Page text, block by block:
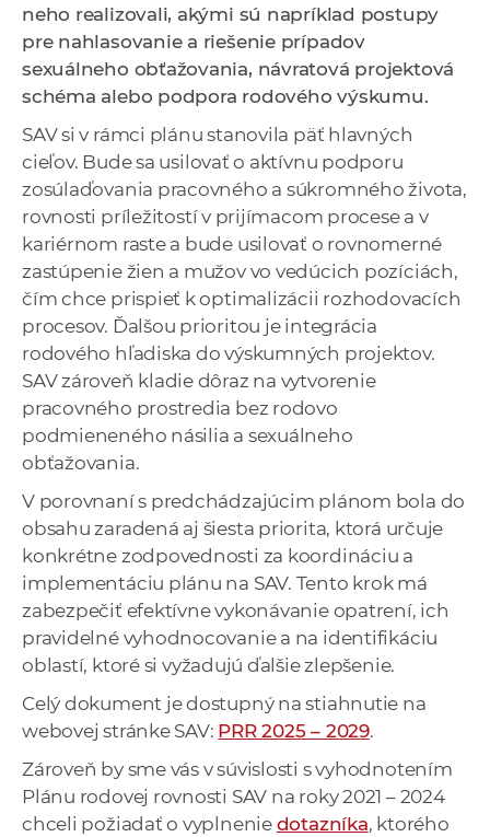
n
k
o
c
h
S
V
neho realizovali, akými sú napríklad postupy
pre nahlasovanie a riešenie prípadov
sexuálneho obťažovania, návratová projektová
schéma alebo podpora rodového výskumu.
SAV si v rámci plánu stanovila päť hlavných
cieľov. Bude sa usilovať o aktívnu podporu
zosúlaďovania pracovného a súkromného života,
rovnosti príležitostí v prijímacom procese a v
kariérnom raste a bude usilovať o rovnomerné
zastúpenie žien a mužov vo vedúcich pozíciách,
čím chce prispieť k optimalizácii rozhodovacích
procesov. Ďalšou prioritou je integrácia
rodového hľadiska do výskumných projektov.
SAV zároveň kladie dôraz na vytvorenie
pracovného prostredia bez rodovo
podmieneného násilia a sexuálneho
obťažovania.
V porovnaní s predchádzajúcim plánom bola do
obsahu zaradená aj šiesta priorita, ktorá určuje
konkrétne zodpovednosti za koordináciu a
implementáciu plánu na SAV. Tento krok má
zabezpečiť efektívne vykonávanie opatrení, ich
pravidelné vyhodnocovanie a na identifikáciu
oblastí, ktoré si vyžadujú ďalšie zlepšenie.
Celý dokument je dostupný na stiahnutie na
webovej stránke SAV: PRR 2025 – 2029.
Zároveň by sme vás v súvislosti s vyhodnotením
Plánu rodovej rovnosti SAV na roky 2021 – 2024
chceli požiadať o vyplnenie dotazníka, ktorého